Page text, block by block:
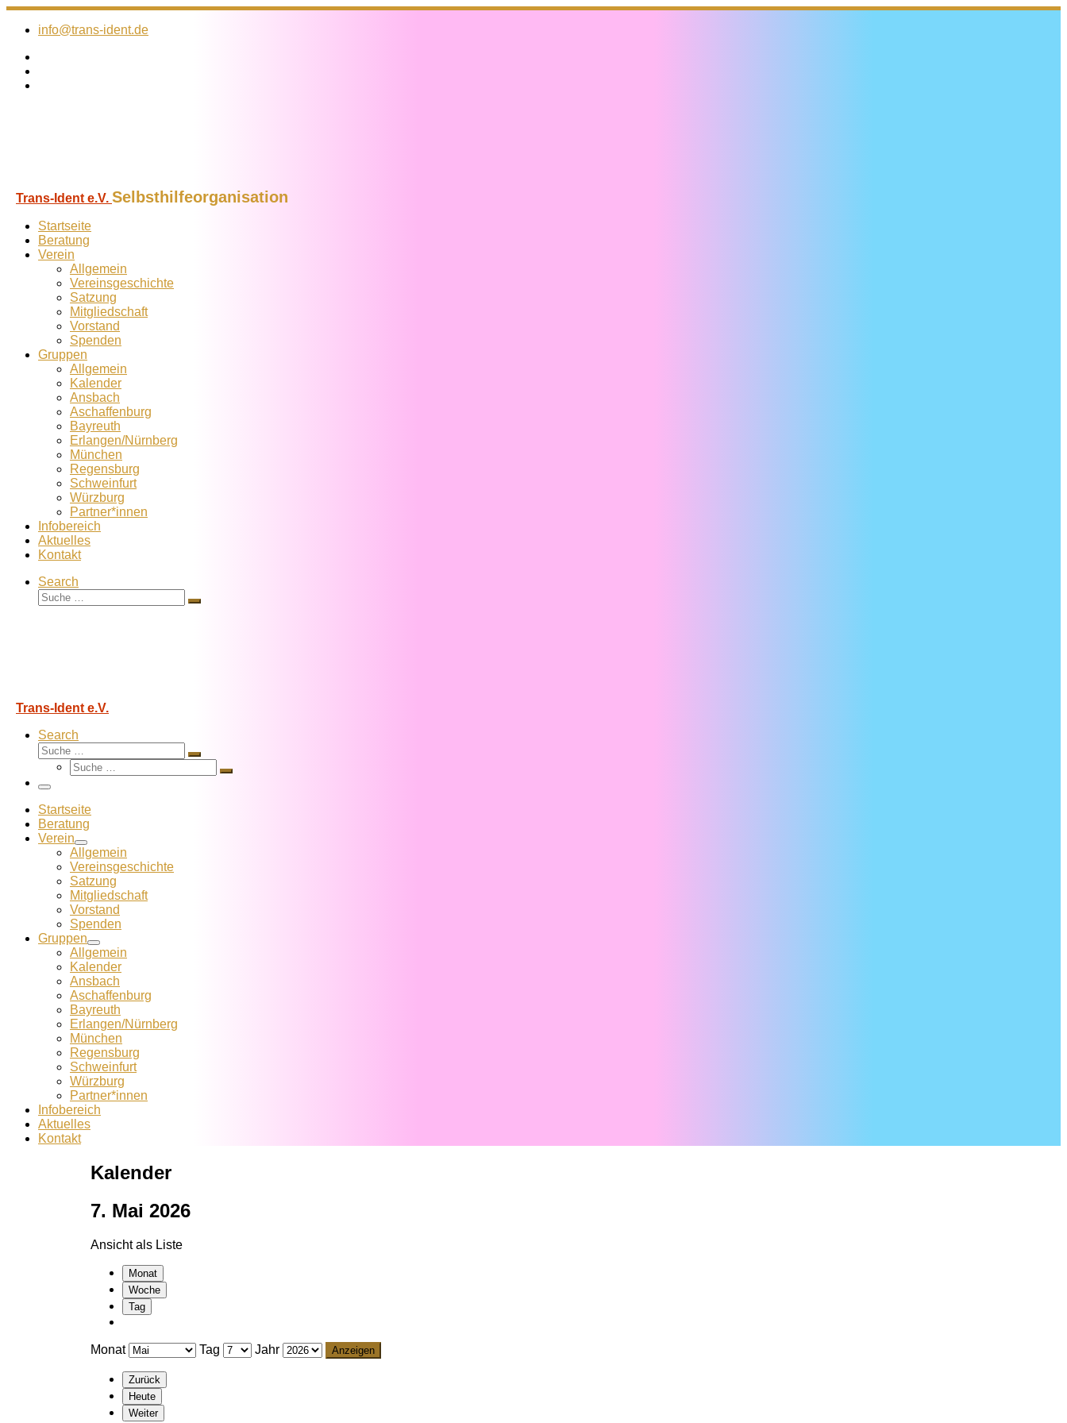
Zum
Inhalt
info@trans-ident.de
Trans-Ident e.V. Selbsthilfeorganisation
Startseite
Beratung
Verein
Allgemein
Vereins­geschichte
Satzung
Mitglied­schaft
Vorstand
Spenden
Gruppen
Allgemein
Kalender
Ansbach
Aschaffenburg
Bayreuth
Erlangen/Nürnberg
München
Regensburg
Schweinfurt
Würzburg
Partner*innen
Infobereich
Aktuelles
Kontakt
Search
Suche
Suche
Trans-Ident e.V.
Search
Suche
Suche
Suche
Suche
Menü
Startseite
Beratung
Verein
Allgemein
Vereins­geschichte
Satzung
Mitglied­schaft
Vorstand
Spenden
Gruppen
Allgemein
Kalender
Ansbach
Aschaffenburg
Bayreuth
Erlangen/Nürnberg
München
Regensburg
Schweinfurt
Würzburg
Partner*innen
Infobereich
Aktuelles
Kontakt
Kalender
7. Mai 2026
Ansicht als Liste
Monat
Woche
Tag
Monat Tag Jahr
Zurück
Heute
Weiter